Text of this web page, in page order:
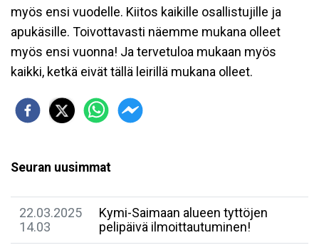
myös ensi vuodelle. Kiitos kaikille osallistujille ja
apukäsille. Toivottavasti näemme mukana olleet
myös ensi vuonna! Ja tervetuloa mukaan myös
kaikki, ketkä eivät tällä leirillä mukana olleet.
Seuran uusimmat
22.03.2025
14.03
Kymi-Saimaan alueen tyttöjen
pelipäivä ilmoittautuminen!